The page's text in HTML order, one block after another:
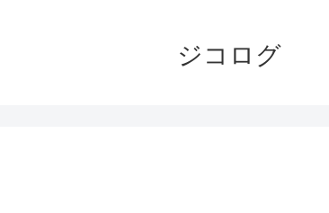
ジコログ